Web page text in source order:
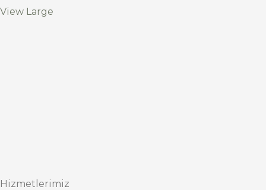
View Large
Hizmetlerimiz